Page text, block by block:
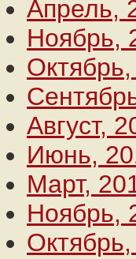
Апрель,
Ноябрь,
Август,
Июнь,
Март,
Ноябрь,